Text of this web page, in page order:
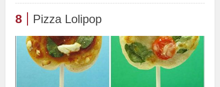
8 Pizza Lolipop